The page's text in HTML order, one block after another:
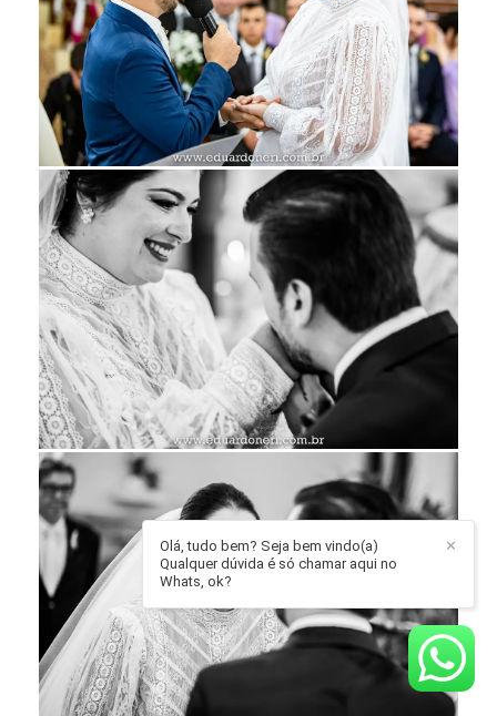
✕
Olá, tudo bem? Seja bem vindo(a)
Qualquer dúvida é só chamar aqui no
Whats, ok?